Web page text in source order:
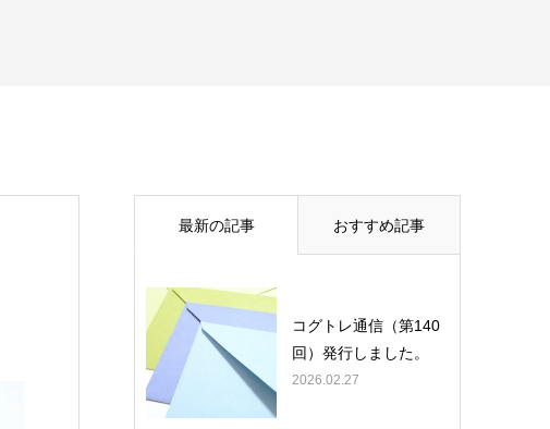
最新の記事 おすすめ記事
コグトレ通信（第140
回）発行しました。
2026.02.27